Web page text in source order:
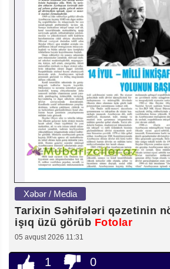
Xəbər / Media
Tarixin Səhifələri qəzetinin
işıq üzü görüb Fotolar
05 avqust 2026 11:31
1 0